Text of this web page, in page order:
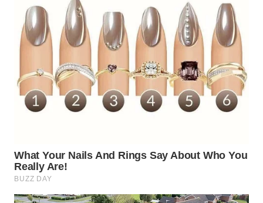
KALSEL
WN
KALTIM
WN
SULSEL
WN
SULUT